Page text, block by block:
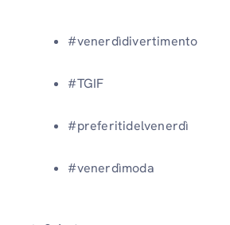
#venerdìdivertimento
#TGIF
#preferitidelvenerdì
#venerdìmoda